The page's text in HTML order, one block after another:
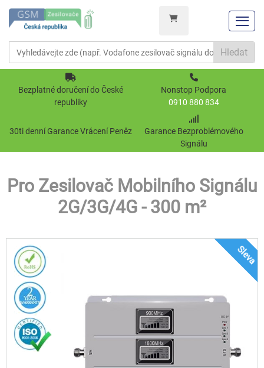
Hledat
Bezplatné doručení do České
republiky
Nonstop Podpora
0910 880 834
30ti denní Garance Vrácení Peněz
Garance Bezproblémového
Signálu
Pro Zesilovač Mobilního Signálu
2G/3G/4G - 300 m²
Sleva